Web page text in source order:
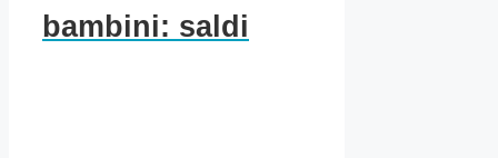
bambini: saldi